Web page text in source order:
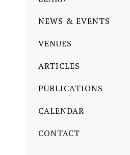
NEWS & EVENTS
VENUES
ARTICLES
PUBLICATIONS
CALENDAR
CONTACT